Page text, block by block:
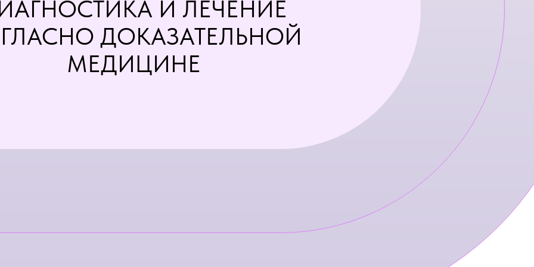
И ЛЕЧЕНИЕ
ДОКАЗАТЕЛЬНОЙ
МЕДИЦИНЕ